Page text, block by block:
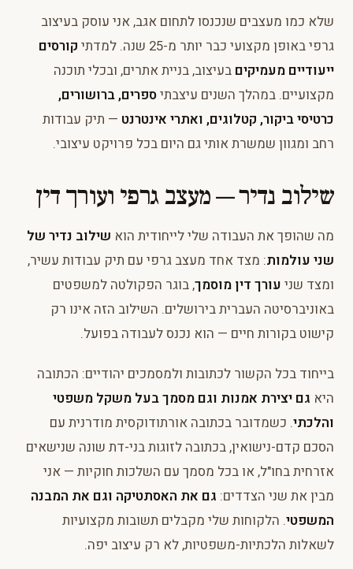
שלא כמו מעצבים שנכנסו לתחום אגב, אני עוסק בעיצוב
גרפי באופן מקצועי כבר יותר מ-25 שנה. למדתי
קורסים
ייעודיים מעמיקים בעיצוב, בניית אתרים, ובכלי תוכנה
מקצועיים. במהלך השנים עיצבתיספרים, ברושורים,
כרטיסי ביקור, קטלוגים, ואתרי אינטרנט — תיק עבודות
רחב ומגוון שמשרת אותי גם היום בכל פרויקט עיצובי.
שילוב נדיר — מעצב גרפי ועורך דין
מה שהופך את העבודה שלי לייחודית הוא שילוב נדיר של
שני עולמות: מצד אחד מעצב גרפי עם תיק עבודות עשיר,
ומצד שני עורך דין מוסמך, בוגר הפקולטה למשפטים
באוניברסיטה העברית בירושלים. השילוב הזה אינו רק
קישוט בקורות חיים — הוא נכנס לעבודה בפועל.
בייחוד בכל הקשור לכתובות ולמסמכים יהודיים: הכתובה
היא גם יצירת אמנות וגם מסמך בעל משקל משפטי
והלכתי. כשמדובר בכתובה אורתודוקסית מודרנית עם
הסכם קדם-נישואין, בכתובה לזוגות בני-דת שונה שנישאים
אזרחית בחו"ל, או בכל מסמך עם השלכות חוקיות — אני
מבין את שני הצדדים: גם את האסתטיקה וגם את המבנה
המשפטי. הלקוחות שלי מקבלים תשובות מקצועיות
לשאלות הלכתיות-משפטיות, לא רק עיצוב יפה.